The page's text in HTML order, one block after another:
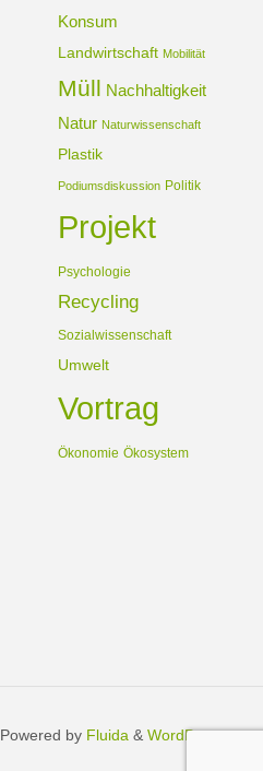
Konsum
Landwirtschaft Mobilität
Müll Nachhaltigkeit
Natur Naturwissenschaft
Plastik
Podiumsdiskussion Politik
Projekt
Psychologie
Recycling
Sozialwissenschaft
Umwelt
Vortrag
Ökonomie Ökosystem
Powered by Fluida & WordPress.